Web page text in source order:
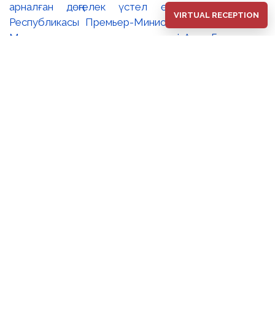
арналған дөңгелек үстел өтті. 🔹Қазақстан
Республикасы Премьер-Министрінің орынбасары –
Мәдениет және ақпарат министрі Аида Ғалымқызы
VIRTUAL RECEPTION